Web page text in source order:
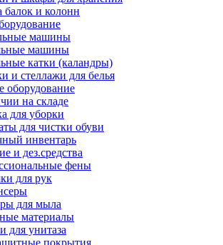
балок и колонн
машины
машины
катки (каландры)
и стеллажи для белья
оборудование
на складе
для уборки
для чистки обуви
инвентарь
и дез.средства
фены
для рук
для мыла
материалы
для унитаза
покрытия